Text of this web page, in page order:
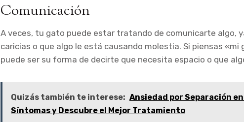
Comunicación
A veces, tu gato puede estar tratando de comunicarte algo,
caricias o que algo le está causando molestia. Si piensas
puede ser su forma de decirte que necesita espacio o que
Quizás también te interese: Ansiedad por Separación
Síntomas y Descubre el Mejor Tratamiento